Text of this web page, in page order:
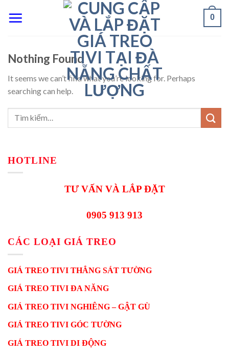
0
Nothing Found
It seems we can’t find what you’re looking for. Perhaps
searching can help.
HOTLINE
TƯ VẤN VÀ LẮP ĐẶT
0905 913 913
CÁC LOẠI GIÁ TREO
GIÁ TREO TIVI THẲNG SÁT TƯỜNG
GIÁ TREO TIVI ĐA NĂNG
GIÁ TREO TIVI NGHIÊNG – GẬT GÙ
GIÁ TREO TIVI GÓC TƯỜNG
GIÁ TREO TIVI DI ĐỘNG